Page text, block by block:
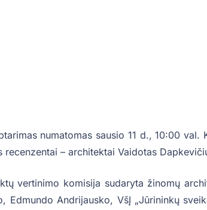
numatomas sausio 11 d., 10:00
recenzentai – architektai Vaidotas
vertinimo komisija sudaryta žinomų
Edmundo Andrijausko, VšĮ „Jūrininkų